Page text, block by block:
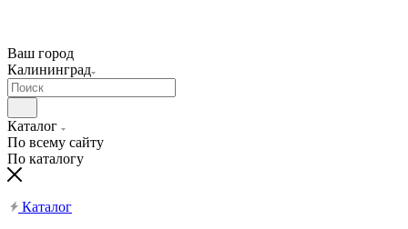
Ваш город
Калининград
Каталог
По всему сайту
По каталогу
Каталог